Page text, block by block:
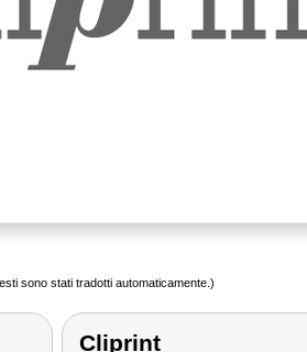
sono stati tradotti automaticamente.)
Cliprint